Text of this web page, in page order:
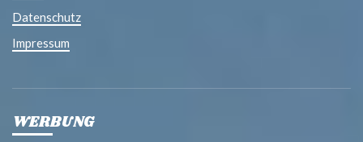
Datenschutz
Impressum
WERBUNG